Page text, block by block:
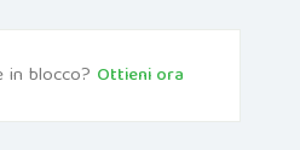
in blocco? Ottieni ora